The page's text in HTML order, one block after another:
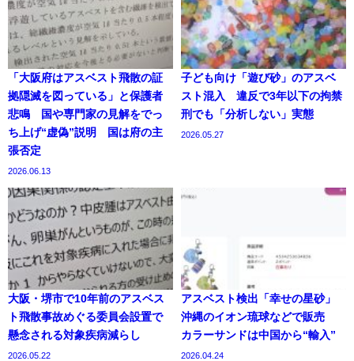
「大阪府はアスベスト飛散の証
拠隠滅を図っている」と保護者
悲鳴 国や専門家の見解をでっ
ち上げ“虚偽”説明 国は府の主
張否定
2026.06.13
子ども向け「遊び砂」のアスベ
スト混入 違反で3年以下の拘禁
刑でも「分析しない」実態
2026.05.27
大阪・堺市で10年前のアスベス
ト飛散事故めぐる委員会設置で
懸念される対象疾病減らし
2026.05.22
アスベスト検出「幸せの星砂」
沖縄のイオン琉球などで販売
カラーサンドは中国から“輸入”
2026.04.24